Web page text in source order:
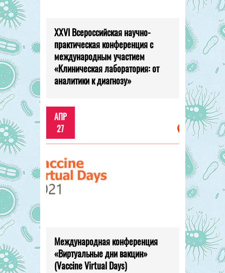
XXVI Всероссийская научно-
практическая конференция с
международным участием
«Клиническая лаборатория: от
аналитики к диагнозу»
АПР
27
Международная конференция
«Виртуальные дни вакцин»
(Vaccine Virtual Days)